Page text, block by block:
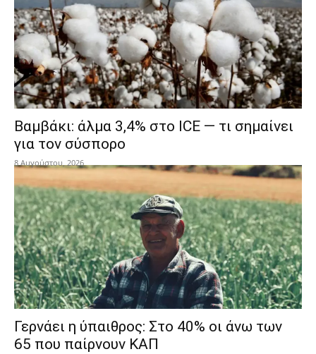
Βαμβάκι: άλμα 3,4% στο ICE — τι σημαίνει
για τον σύσπορο
8 Αυγούστου, 2026
Γερνάει η ύπαιθρος: Στο 40% οι άνω των
65 που παίρνουν ΚΑΠ